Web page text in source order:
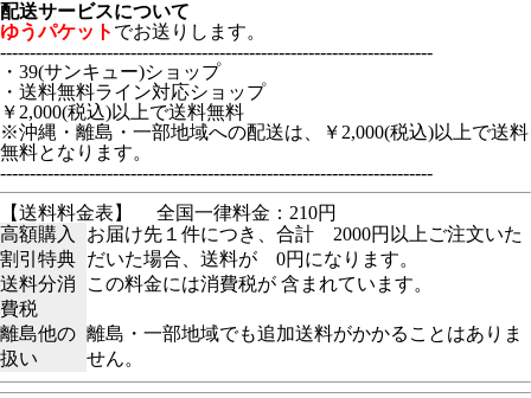
配送サービスについて
ゆうパケット でお送りします。
-------------------------------------------------------------------------
・39(サンキュー)ショップ
・送料無料ライン対応ショップ
￥2,000(税込)以上で送料無料
※沖縄・離島・一部地域への配送は、￥2,000(税込)以上で送料
無料となります。
-------------------------------------------------------------------------
【送料料金表】
全国一律料金：210円
高額購入
割引特典
お届け先１件につき、合計 2000円以上ご注文いた
だいた場合、送料が 0円になります。
送料分消
費税
この料金には消費税が 含まれています。
離島他の
扱い
離島・一部地域でも追加送料がかかることはありま
せん。